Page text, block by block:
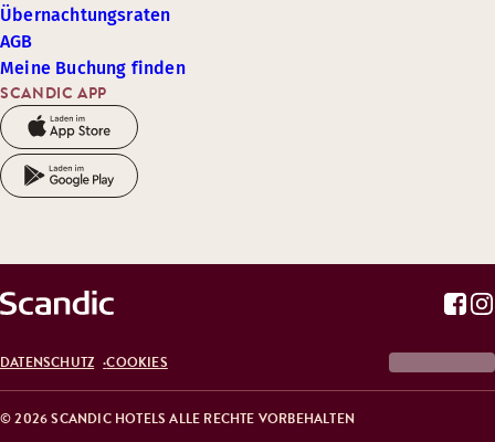
SCANDIC APP
Übernachtungsraten
AGB
Meine Buchung finden
© 2026 SCANDIC HOTELS ALLE RECHTE VORBEHALTEN
DATENSCHUTZ COOKIES